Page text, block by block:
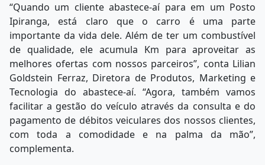
“Quando um cliente abastece-aí para em um Posto
Ipiranga, está claro que o carro é uma parte
importante da vida dele. Além de ter um combustível
de qualidade, ele acumula Km para aproveitar as
melhores ofertas com nossos parceiros”, conta Lilian
Goldstein Ferraz, Diretora de Produtos, Marketing e
Tecnologia do abastece-aí. “Agora, também vamos
facilitar a gestão do veículo através da consulta e do
pagamento de débitos veiculares dos nossos clientes,
com toda a comodidade e na palma da mão”,
complementa.